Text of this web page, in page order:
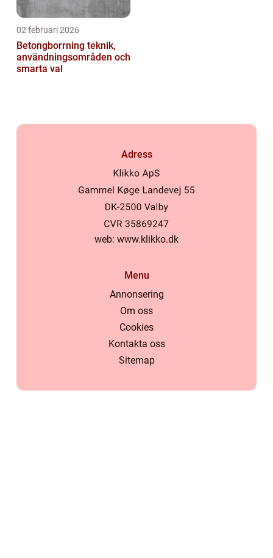
02 februari 2026
Betongborrning teknik,
användningsområden och
smarta val
Adress
web: www.klikko.dk
Menu
Annonsering
Om oss
Cookies
Kontakta oss
Sitemap